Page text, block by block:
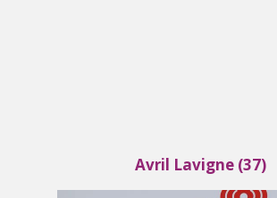
Avril Lavigne (37)